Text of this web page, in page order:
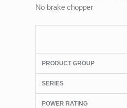
No brake chopper
PRODUCT GROUP
SERIES
POWER RATING